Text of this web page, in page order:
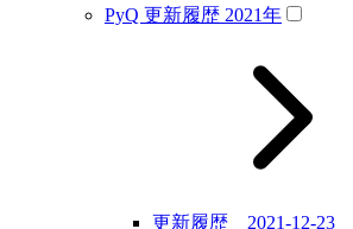
PyQ 更新履歴 2021年
更新履歴 2021-12-23